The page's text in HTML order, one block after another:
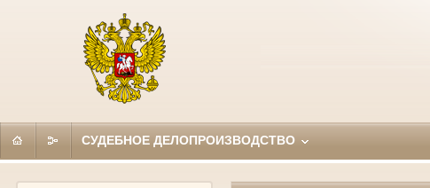
СУДЕБНОЕ ДЕЛОПРОИЗВОДСТВО